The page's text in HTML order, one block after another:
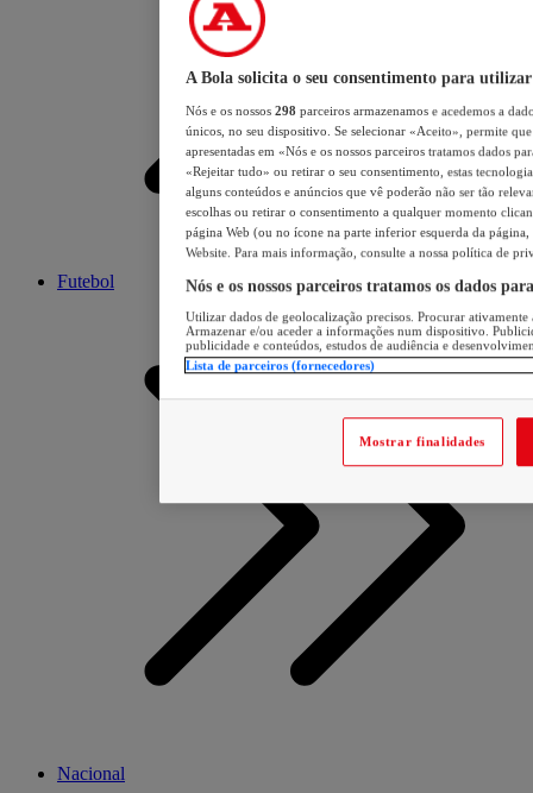
Futebol
Nacional
A Bola solicita o seu consentimento para utilizar
Nós e os nossos 298 parceiros armazenamos e acedemos a
únicos, no seu dispositivo. Se selecionar «Aceito», permite
apresentadas em «Nós e os nossos parceiros tratamos dados
«Rejeitar tudo» ou retirar o seu consentimento, estas
alguns conteúdos e anúncios que vê poderão não ser tão
escolhas ou retirar o consentimento a qualquer momento
página Web (ou no ícone na parte inferior esquerda da página,
Website. Para mais informação, consulte a nossa política de
Nós e os nossos parceiros tratamos os dados
Utilizar dados de geolocalização precisos. Procurar
Armazenar e/ou aceder a informações num dispositivo.
publicidade e conteúdos, estudos de audiência e
Lista de parceiros (fornecedores)
Mostrar finalidades